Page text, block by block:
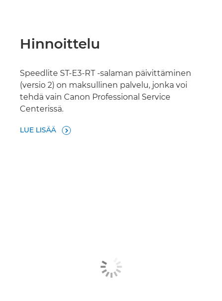
Hinnoittelu
Speedlite ST-E3-RT -salaman päivittäminen
(versio 2) on maksullinen palvelu, jonka voi
tehdä vain Canon Professional Service
Centerissä.
LUE LISÄÄ 